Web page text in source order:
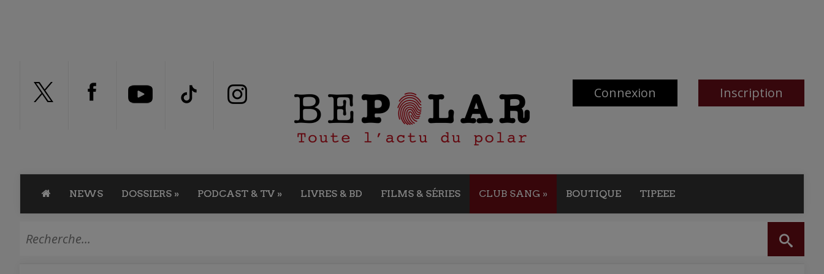
Connexion Inscription
NEWS DOSSIERS » PODCAST & TV » LIVRES & BD FILMS & SÉRIES CLUB SANG » BOUTIQUE TIPEEE